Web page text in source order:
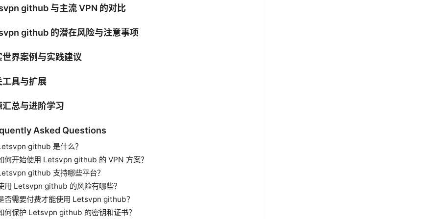
github 与主流 VPN 的对比
github 的潜在风险与注意事项
世界案例与实践建议
工具与扩展
汇总与进阶学习
Asked Questions
github 是什么？
何开始使用 Letsvpn github 的 VPN 方案？
github 支持哪些平台？
用 Letsvpn github 的风险有哪些？
否需要付费才能使用 Letsvpn github？
何保护 Letsvpn github 的密钥和证书？